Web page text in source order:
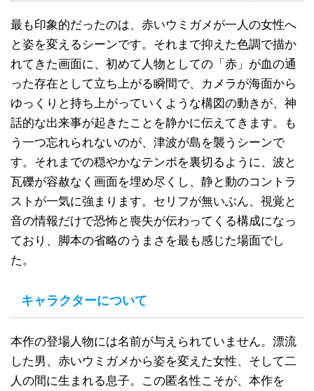
最も印象的だったのは、赤いウミガメが一人の女性へ
と姿を変えるシーンです。それまで抑えた色調で描か
れてきた画面に、初めて人物としての「赤」が血の通
った存在として立ち上がる瞬間で、カメラが海面から
ゆっくりと持ち上がっていくような構図の動きが、神
話的な出来事が起きたことを静かに伝えてきます。も
う一つ忘れられないのが、津波が島を襲うシーンで
す。それまでの穏やかなテンポを裏切るように、波と
瓦礫が容赦なく画面を埋め尽くし、静と動のコントラ
ストが一気に強まります。セリフが無いぶん、視覚と
音の情報だけで恐怖と喪失が伝わってくる構成になっ
ており、脚本の省略のうまさを最も感じた場面でし
た。
キャラクターについて
本作の登場人物には名前が与えられていません。漂流
した男、赤いウミガメから姿を変えた女性、そして二
人の間に生まれる息子。この匿名性こそが、本作を